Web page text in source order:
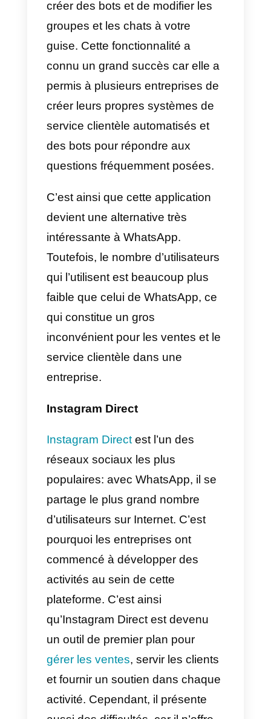
dans le domaine du marketing et
son intégration des campagnes
avec WhatsApp. Cela rend cette
plateforme très spéciale pour
développer votre processus de
vente ou votre service clientèle.
Vous pouvez également
utilisant Facebook. Cependant,
formes à partir de deux comptes
différents et d’un seul agent de
service; cette alternative
donc également des
inconvénients importants.
Telegram
alternative à WhatsApp.
Telegram, l’application de
messagerie instantanée la plus
populaire, remplit en quelque
sorte la même fonction.
Cependant, il possède de
nombreuses fonctionnalités
supplémentaires qui le rendent
différent de WhatsApp.
Comme vous le savez, Telegram
est un outil qui vous permet de